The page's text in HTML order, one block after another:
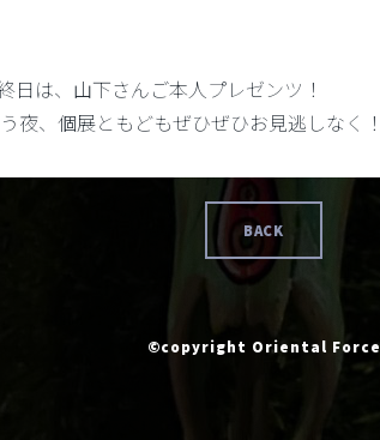
日は、山下さんご本人プレゼンツ！
夜、個展ともどもぜひぜひお見逃しなく！
BACK
©copyright Oriental Force